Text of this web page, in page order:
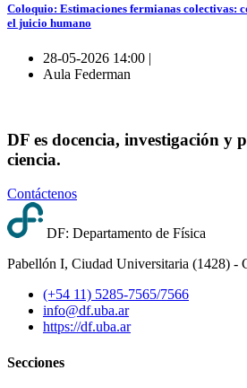
Coloquio: Estimaciones fermianas colectivas:
el juicio humano
28-05-2026 14:00 |
Aula Federman
DF es docencia, investigación y
ciencia.
Contáctenos
DF: Departamento de Física
Pabellón I, Ciudad Universitaria (1428) -
(+54 11) 5285-7565/7566
info@df.uba.ar
https://df.uba.ar
Secciones